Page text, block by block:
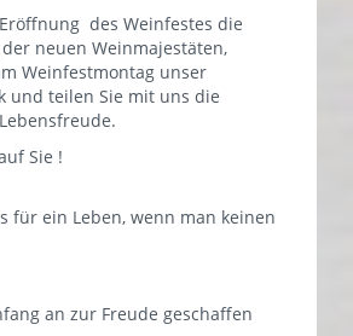
des Weinfestes die
neuen Weinmajestäten,
Weinfestmontag unser
und teilen Sie mit uns die
Sie !
ein Leben, wenn man keinen
an zur Freude geschaffen